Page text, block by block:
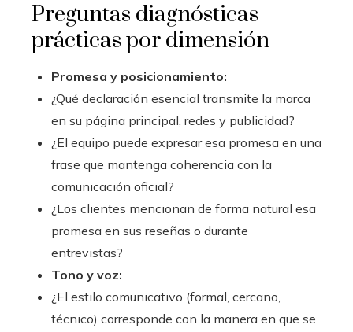
Preguntas diagnósticas
prácticas por dimensión
Promesa y posicionamiento:
¿Qué declaración esencial transmite la marca
en su página principal, redes y publicidad?
¿El equipo puede expresar esa promesa en una
frase que mantenga coherencia con la
comunicación oficial?
¿Los clientes mencionan de forma natural esa
promesa en sus reseñas o durante
entrevistas?
Tono y voz:
¿El estilo comunicativo (formal, cercano,
técnico) corresponde con la manera en que se